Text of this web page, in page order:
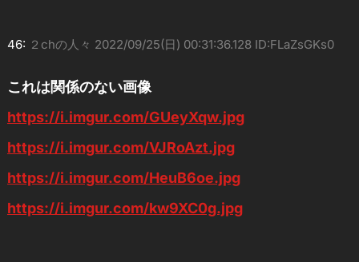
46: ２chの人々 2022/09/25(日) 00:31:36.128 ID:FLaZsGKs0
これは関係のない画像
https://i.imgur.com/GUeyXqw.jpg
https://i.imgur.com/VJRoAzt.jpg
https://i.imgur.com/HeuB6oe.jpg
https://i.imgur.com/kw9XC0g.jpg